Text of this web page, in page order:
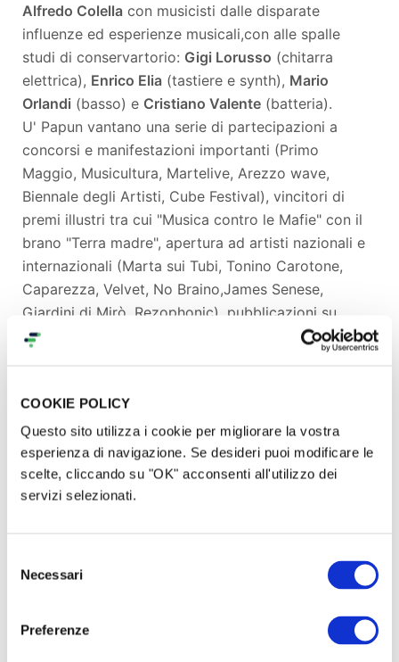
COOKIE POLICY
Questo sito utilizza i cookie per migliorare la vostra
esperienza di navigazione. Se desideri puoi modificare le
scelte, cliccando su "OK" acconsenti all'utilizzo dei
servizi selezionati.
delNecessari
Preferenze
Alfredo Colella con musicisti dalle disparate
influenze ed esperienze musicali,con alle spalle
studi di conservartorio: Gigi Lorusso (chitarra
elettrica), Enrico Elia (tastiere e synth), Mario
Orlandi (basso) e Cristiano Valente (batteria).
U' Papun vantano una serie di partecipazioni a
concorsi e manifestazioni importanti (Primo
Maggio, Musicultura, Martelive, Arezzo wave,
Biennale degli Artisti, Cube Festival), vincitori di
premi illustri tra cui "Musica contro le Mafie" con il
brano "Terra madre", apertura ad artisti nazionali e
internazionali (Marta sui Tubi, Tonino Carotone,
Caparezza, Velvet, No Braino,James Senese,
Giardini di Mirò, Rezophonic), pubblicazioni su
riviste musicali importanti (Rolling Stones magazine,
La repubblica XL, Il mucchio selvaggio, Viva Verdi,
Kiss Italia, Radio Rai International, Radio Italia anni
60, Telenorba, Rai 3, Antenna Sud) e una
straordinaria collaborazione con il rapper
molfettese Caparezza nel brano "L'appapparenza".
Un viaggio tra diversi stili musicali mescolati con
Gli U' Papun sono i compositori della colonna
sonora originale del documentario "Vivere alla